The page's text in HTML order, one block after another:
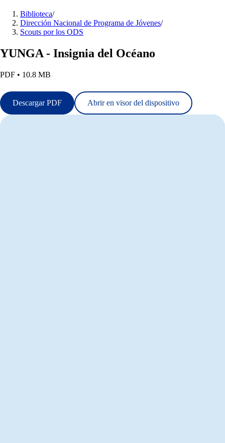
Biblioteca/
Dirección Nacional de Programa de Jóvenes/
Scouts por los ODS
YUNGA - Insignia del Océano
PDF • 10.8 MB
Descargar PDF Abrir en visor del dispositivo